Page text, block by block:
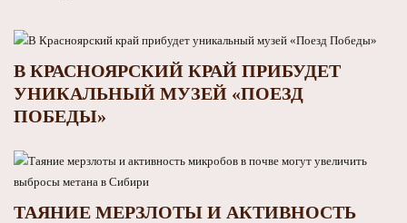
В КРАСНОЯРСКИЙ КРАЙ ПРИБУДЕТ
УНИКАЛЬНЫЙ МУЗЕЙ «ПОЕЗД
ПОБЕДЫ»
ТАЯНИЕ МЕРЗЛОТЫ И АКТИВНОСТЬ